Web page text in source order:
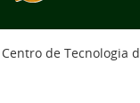
Centro de Tecnologia